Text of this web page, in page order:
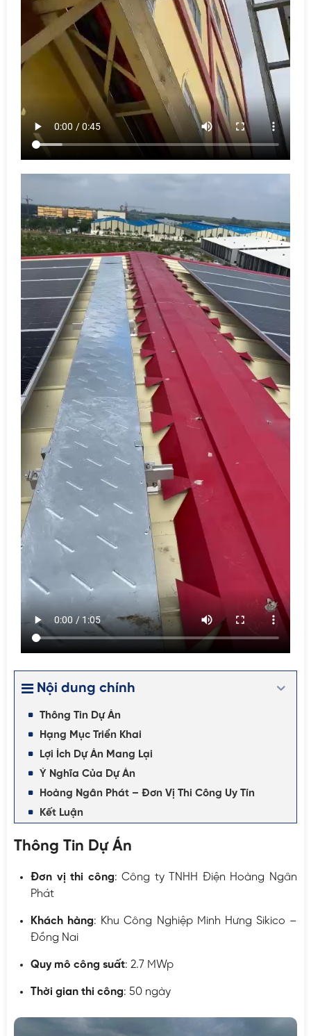
Nội dung chính
Thông Tin Dự Án
Hạng Mục Triển Khai
Lợi Ích Dự Án Mang Lại
Ý Nghĩa Của Dự Án
Hoàng Ngân Phát – Đơn Vị Thi Công Uy Tín
Kết Luận
Thông Tin Dự Án
Đơn vị thi công: Công ty TNHH Điện Hoàng Ngân
Phát
Khách hàng: Khu Công Nghiệp Minh Hưng Sikico –
Đồng Nai
Quy mô công suất: 2.7 MWp
Thời gian thi công: 50 ngày